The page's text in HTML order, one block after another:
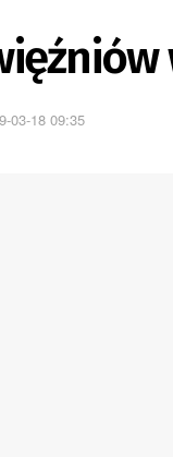
03-18 09:35